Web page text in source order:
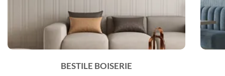
BESTILE BOISERIE